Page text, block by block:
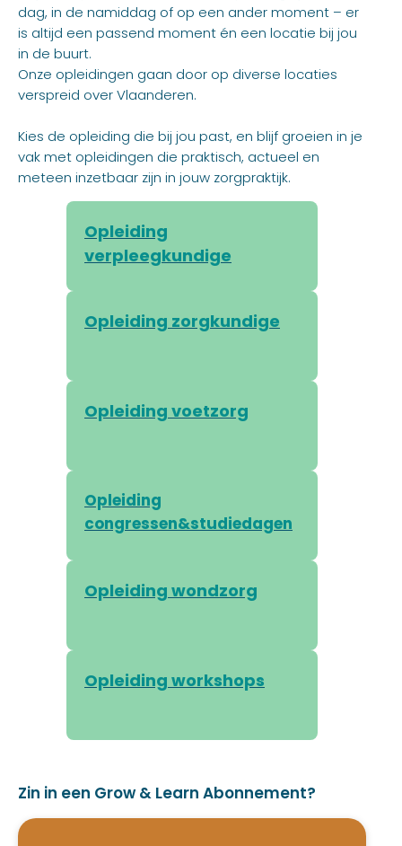
dag, in de namiddag of op een ander moment – er
is altijd een passend moment én een locatie bij jou
in de buurt.
Onze opleidingen gaan door op diverse locaties
verspreid over Vlaanderen.
Kies de opleiding die bij jou past, en blijf groeien in je
vak met opleidingen die praktisch, actueel en
meteen inzetbaar zijn in jouw zorgpraktijk.
Opleiding
verpleegkundige
Opleiding zorgkundige
Opleiding voetzorg
Opleiding
congressen&studiedagen
Opleiding wondzorg
Opleiding workshops
Zin in een Grow & Learn Abonnement?